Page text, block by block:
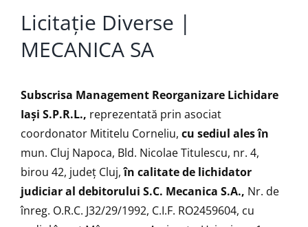
Licitație Diverse |
MECANICA SA
Subscrisa Management Reorganizare Lichidare
Iaşi S.P.R.L., reprezentată prin asociat
coordonator Mititelu Corneliu, cu sediul ales în
mun. Cluj Napoca, Bld. Nicolae Titulescu, nr. 4,
birou 42, județ Cluj,în calitate de lichidator
judiciar al debitorului S.C. Mecanica S.A., Nr. de
înreg. O.R.C. J32/29/1992, C.I.F. RO2459604, cu